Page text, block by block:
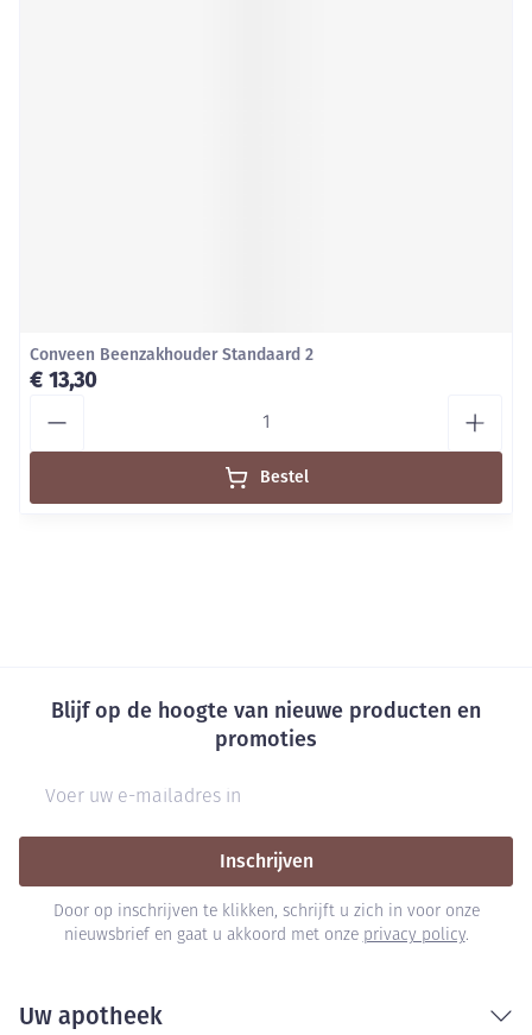
Conveen Beenzakhouder Standaard 2
€ 13,30
Bestel
Blijf op de hoogte van nieuwe producten en
promoties
Inschrijven
Door op inschrijven te klikken, schrijft u zich in voor onze
nieuwsbrief en gaat u akkoord met onze privacy policy.
Uw apotheek